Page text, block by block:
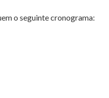
o seguinte cronograma: